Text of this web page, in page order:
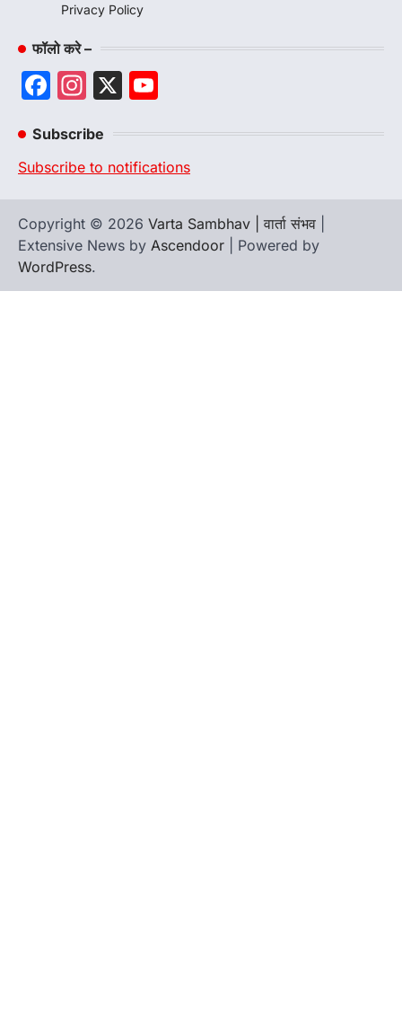
Privacy Policy
फॉलो करे –
Facebook
Instagram
X
Subscribe
Subscribe to notifications
Copyright © 2026 Varta Sambhav | वार्ता संभव
Extensive News by Ascendoor | Powered by
WordPress.